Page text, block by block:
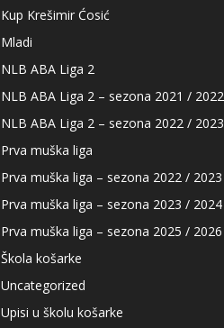
Kup Krešimir Ćosić
Mladi
NLB ABA Liga 2
NLB ABA Liga 2 – sezona 2021 / 2022
NLB ABA Liga 2 – sezona 2022 / 2023
Prva muška liga
Prva muška liga – sezona 2022 / 2023
Prva muška liga – sezona 2023 / 2024
Prva muška liga – sezona 2025 / 2026
Škola košarke
Uncategorized
Upisi u školu košarke